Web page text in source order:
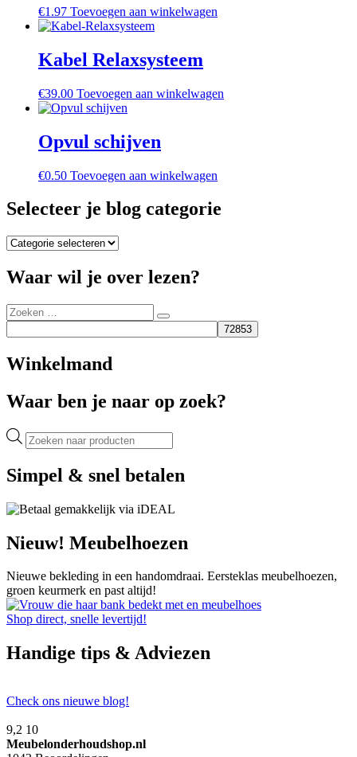
€1.97 Toevoegen aan winkelwagen
Kabel Relaxsysteem
€39.00 Toevoegen aan winkelwagen
Opvul schijven
€0.50 Toevoegen aan winkelwagen
Selecteer je blog categorie
Selecteer
blog
categorie
Waar wil je over lezen?
Zoeken
naar:
Zoeken
Winkelmand
Waar ben je naar op zoek?
Producten
zoeken
Simpel & snel betalen
Nieuw! Meubelhoezen
Nieuwe bekleding in een handomdraai. Eersteklas meubelhoezen,
groen keurmerk en past altijd!
Shop direct, snelle levertijd!
Handige tips & Adviezen
Check ons nieuwe blog!
9,2 10
Meubelonderhoudshop.nl